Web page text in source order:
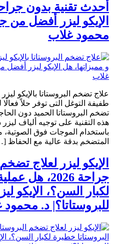
أحدث تقنية بدون
الإيكو ليزر أفضل من
محمود غلاب
علاج تضخم البروستاتا بالإيكو
طفيفة التوغل التى توفر حلاً
تضخم البروستاتا الحميد دون
هذه التقنية على توجيه ألياف
باستخدام الموجات فوق
المتضخم بدقة عالية مع الحفاظ
الإيكو ليزر لعلاج
جراحة 2026،
لكبار السن؟، الإيكو
للبروستاتا؟| د.